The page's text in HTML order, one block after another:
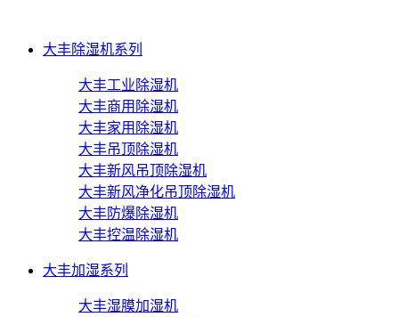
大丰除湿机系列
大丰工业除湿机
大丰商用除湿机
大丰家用除湿机
大丰吊顶除湿机
大丰新风吊顶除湿机
大丰新风净化吊顶除湿机
大丰防爆除湿机
大丰控温除湿机
大丰加湿系列
大丰湿膜加湿机